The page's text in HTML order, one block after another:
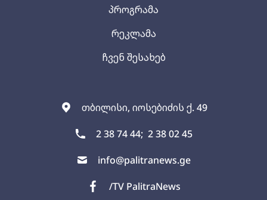
თბილისი, იოსებიძის ქ. 49
2 38 74 44; 2 38 02 45
info@palitranews.ge
/TV PalitraNews
პროგრამა
რეკლამა
ჩვენ შესახებ